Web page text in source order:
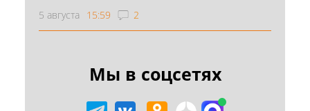
5 августа 15:59 2
Мы в соцсетях